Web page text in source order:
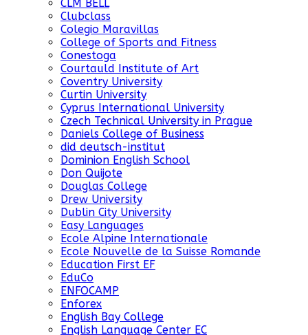
CLM BELL
Clubclass
Colegio Maravillas
College of Sports and Fitness
Conestoga
Courtauld Institute of Art
Coventry University
Curtin University
Cyprus International University
Czech Technical University in Prague
Daniels College of Business
did deutsch-institut
Dominion English School
Don Quijote
Douglas College
Drew University
Dublin City University
Easy Languages
Ecole Alpine Internationale
Ecole Nouvelle de la Suisse Romande
Education First EF
EduCo
ENFOCAMP
Enforex
English Bay College
English Language Center EC